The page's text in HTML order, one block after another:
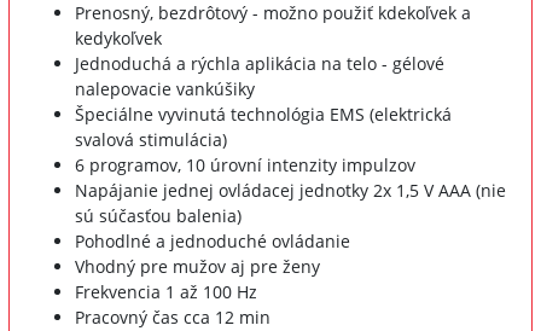
Prenosný, bezdrôtový - možno použiť kdekoľvek a
kedykoľvek
Jednoduchá a rýchla aplikácia na telo - gélové
nalepovacie vankúšiky
Špeciálne vyvinutá technológia EMS (elektrická
svalová stimulácia)
6 programov, 10 úrovní intenzity impulzov
Napájanie jednej ovládacej jednotky 2x 1,5 V AAA (nie
sú súčasťou balenia)
Pohodlné a jednoduché ovládanie
Vhodný pre mužov aj pre ženy
Frekvencia 1 až 100 Hz
Pracovný čas cca 12 min